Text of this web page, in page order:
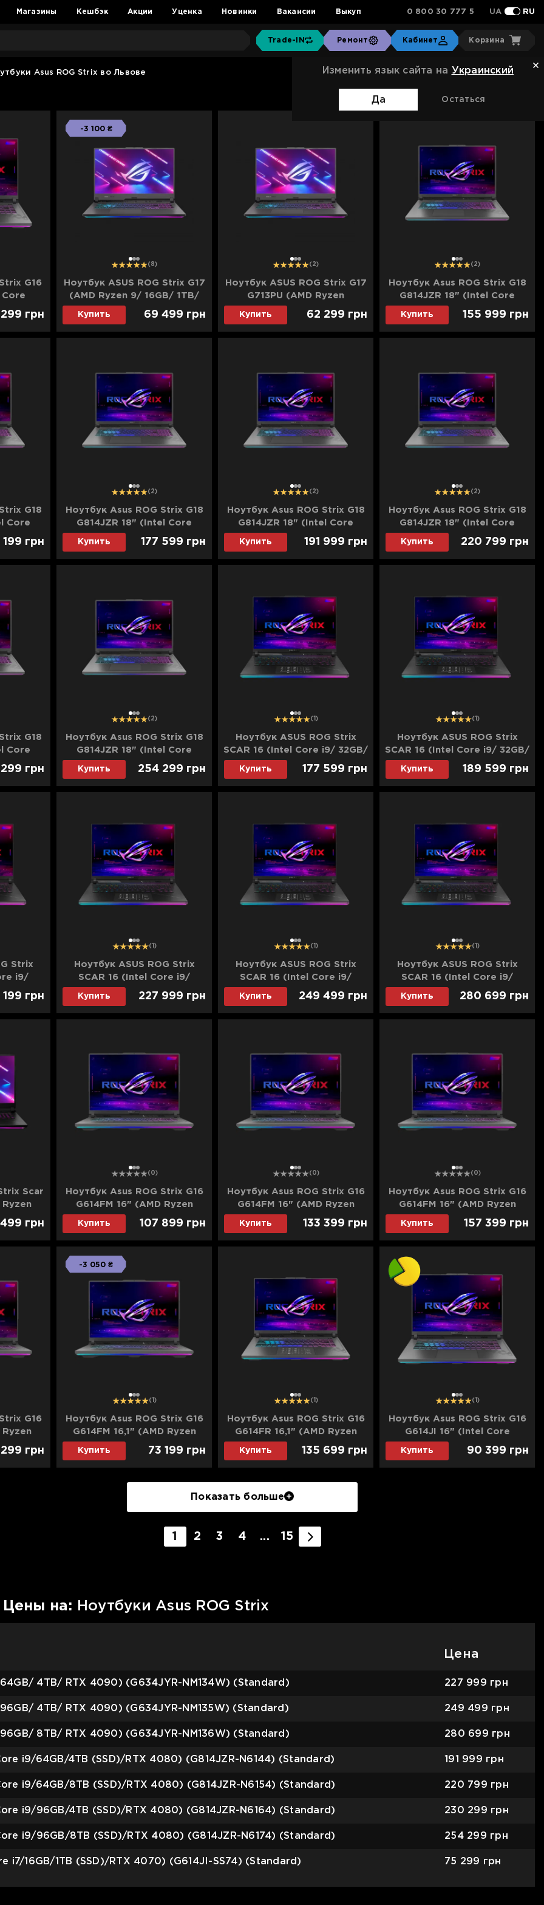
Магазины Кешбэк Акции Уценка Новинки Вакансии Выкуп 0 800 30 777 5 UA RU
Trade-IN Ремонт Кабинет Корзина
Изменить язык сайта на Украинский
Да Остаться
Asus ROG Strix во Львове Сортировка: Стандартная
G16
Core
RTX
грн
12 3
-3 100 ₴
(8)
Ноутбук ASUS ROG Strix G17
(AMD Ryzen 9/ 16GB/ 1TB/
RTX 4060) (G713PV-WS94)
Купить 69 499 грн
12 3 (2)
Ноутбук ASUS ROG Strix G17
G713PU (AMD Ryzen
9/16GB/1TB SSD/RTX 4050)
(G713PU-RS94) (Standard)
Купить 62 299 грн
12 3 (2)
Ноутбук Asus ROG Strix G18
G814JZR 18" (Intel Core
i9/32GB/1TB (SSD)/RTX
4080) (G814JZR-N6114)
(Standard)
Купить 155 999 грн
G18
Core
RTX
199 грн
12 3 (2)
Ноутбук Asus ROG Strix G18
G814JZR 18" (Intel Core
i9/64GB/2TB (SSD)/RTX
4080) (G814JZR-N6134)
(Standard)
Купить 177 599 грн
12 3 (2)
Ноутбук Asus ROG Strix G18
G814JZR 18" (Intel Core
i9/64GB/4TB (SSD)/RTX
4080) (G814JZR-N6144)
(Standard)
Купить 191 999 грн
12 3 (2)
Ноутбук Asus ROG Strix G18
G814JZR 18" (Intel Core
i9/64GB/8TB (SSD)/RTX
4080) (G814JZR-N6154)
(Standard)
Купить 220 799 грн
G18
Core
RTX
грн
12 3 (2)
Ноутбук Asus ROG Strix G18
G814JZR 18" (Intel Core
i9/96GB/8TB (SSD)/RTX
4080) (G814JZR-N6174)
(Standard)
Купить 254 299 грн
12 3 (1)
Ноутбук ASUS ROG Strix
SCAR 16 (Intel Core i9/ 32GB/
1TB/ RTX 4090) (G634JYR-
NM131W) (Standard)
Купить 177 599 грн
12 3 (1)
Ноутбук ASUS ROG Strix
SCAR 16 (Intel Core i9/ 32GB/
2TB/ RTX 4090) (G634JYR-
NM132W) (Standard)
Купить 189 599 грн
Strix
i9/
199 грн
12 3 (1)
Ноутбук ASUS ROG Strix
SCAR 16 (Intel Core i9/
64GB/ 4TB/ RTX 4090)
(G634JYR-NM134W)
(Standard)
Купить 227 999 грн
12 3 (1)
Ноутбук ASUS ROG Strix
SCAR 16 (Intel Core i9/
96GB/ 4TB/ RTX 4090)
(G634JYR-NM135W)
(Standard)
Купить 249 499 грн
12 3 (1)
Ноутбук ASUS ROG Strix
SCAR 16 (Intel Core i9/
96GB/ 8TB/ RTX 4090)
(G634JYR-NM136W)
(Standard)
Купить 280 699 грн
Scar
Ryzen
RTX
грн
12 3 (0)
Ноутбук Asus ROG Strix G16
G614FM 16" (AMD Ryzen
9/32GB/1TB (SSD)/RTX
5060) (G614FM-W321)
(Standard)
Купить 107 899 грн
12 3 (0)
Ноутбук Asus ROG Strix G16
G614FM 16" (AMD Ryzen
9/32GB/2TB (SSD)/RTX
5060) (G614FM-W322)
(Standard)
Купить 133 399 грн
12 3 (0)
Ноутбук Asus ROG Strix G16
G614FM 16" (AMD Ryzen
9/64GB/2TB (SSD)/RTX
5060) (G614FM-W642)
(Standard)
Купить 157 399 грн
G16
Ryzen
RTX
грн
12 3
-3 050 ₴
(1)
Ноутбук Asus ROG Strix G16
G614FM 16,1" (AMD Ryzen
9/16GB/1TB (SSD)/RTX
5060) (G614FM-WS94)
(Standard)
Купить 73 199 грн
12 3 (1)
Ноутбук Asus ROG Strix G16
G614FR 16,1" (AMD Ryzen
9/32GB/1TB (SSD)/RTX
5070Ti) (G614FR-ES96)
(Standard)
Купить 135 699 грн
12 3 (1)
Ноутбук Asus ROG Strix G16
G614JI 16" (Intel Core
i7/16GB/1TB (SSD)/RTX
4070) (G614JI-SS74) (Ultra)
Купить 90 399 грн
Показать больше
1 2 3 4 ... 15
Цены на: Ноутбуки Asus ROG Strix
Цена
4TB/ RTX 4090) (G634JYR-NM134W) (Standard) 227 999 грн
4TB/ RTX 4090) (G634JYR-NM135W) (Standard) 249 499 грн
8TB/ RTX 4090) (G634JYR-NM136W) (Standard) 280 699 грн
i9/64GB/4TB (SSD)/RTX 4080) (G814JZR-N6144) (Standard) 191 999 грн
i9/64GB/8TB (SSD)/RTX 4080) (G814JZR-N6154) (Standard) 220 799 грн
i9/96GB/4TB (SSD)/RTX 4080) (G814JZR-N6164) (Standard) 230 299 грн
i9/96GB/8TB (SSD)/RTX 4080) (G814JZR-N6174) (Standard) 254 299 грн
i7/16GB/1TB (SSD)/RTX 4070) (G614JI-SS74) (Standard) 75 299 грн